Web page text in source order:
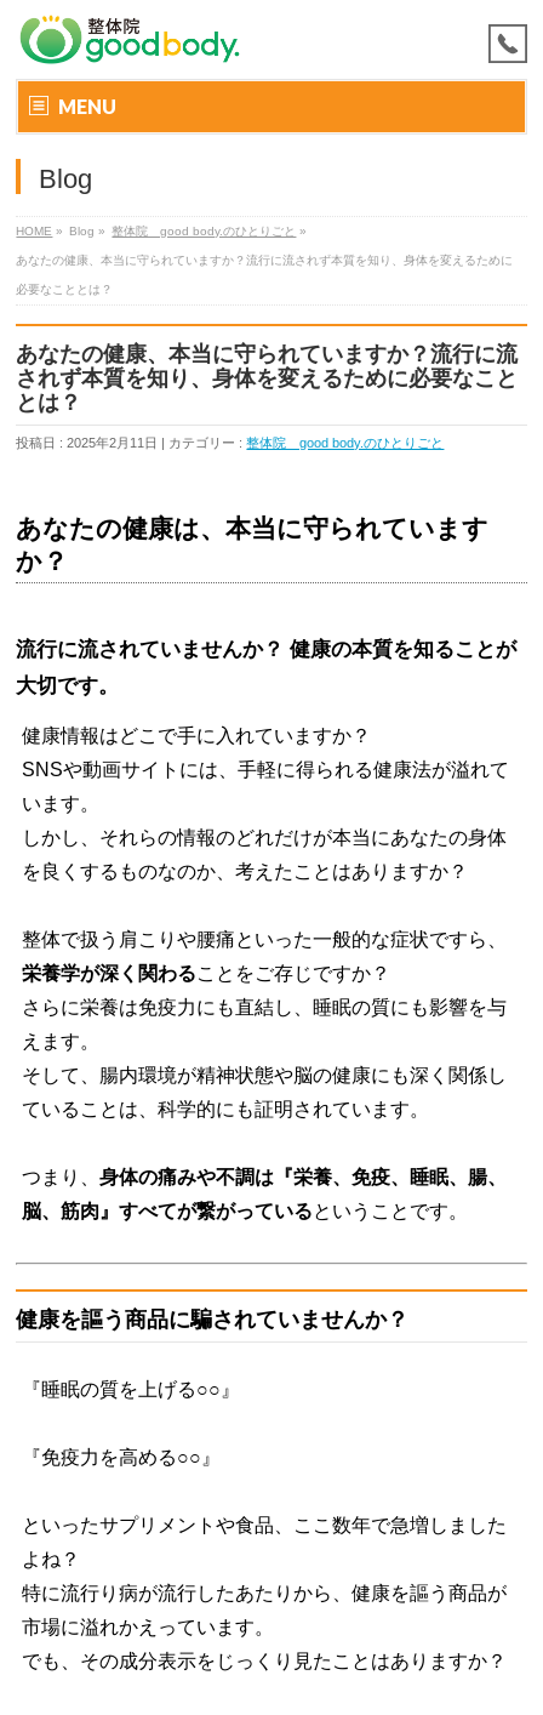
MENU
Blog
HOME » Blog » 整体院 good body.のひとりごと »
あなたの健康、本当に守られていますか？流行に流されず本質を知り、身体を変えるために
必要なこととは？
あなたの健康、本当に守られていますか？流行に流
されず本質を知り、身体を変えるために必要なこと
とは？
投稿日 : 2025年2月11日 | カテゴリー :整体院 good body.のひとりごと
あなたの健康は、本当に守られています
か？
流行に流されていませんか？ 健康の本質を知ることが
大切です。
健康情報はどこで手に入れていますか？
SNSや動画サイトには、手軽に得られる健康法が溢れて
います。
しかし、それらの情報のどれだけが本当にあなたの身体
を良くするものなのか、考えたことはありますか？
整体で扱う肩こりや腰痛といった一般的な症状ですら、
栄養学が深く関わることをご存じですか？
さらに栄養は免疫力にも直結し、睡眠の質にも影響を与
えます。
そして、腸内環境が精神状態や脳の健康にも深く関係し
ていることは、科学的にも証明されています。
つまり、身体の痛みや不調は『栄養、免疫、睡眠、腸、
脳、筋肉』すべてが繋がっているということです。
健康を謳う商品に騙されていませんか？
『睡眠の質を上げる○○』
『免疫力を高める○○』
といったサプリメントや食品、ここ数年で急増しました
よね？
特に流行り病が流行したあたりから、健康を謳う商品が
市場に溢れかえっています。
でも、その成分表示をじっくり見たことはありますか？